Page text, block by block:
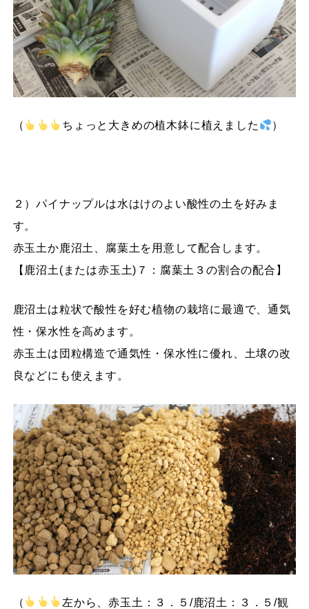
（ ちょっと大きめの植木鉢に植えました ）
２）パイナップルは水はけのよい酸性の土を好みま
す。
赤玉土か鹿沼土、腐葉土を用意して配合します。
【鹿沼土(または赤玉土)７：腐葉土３の割合の配合】
鹿沼土は粒状で酸性を好む植物の栽培に最適で、通気
性・保水性を高めます。
赤玉土は団粒構造で通気性・保水性に優れ、土壌の改
良などにも使えます。
（
左から、赤玉土：３．５/鹿沼土：３．５/観